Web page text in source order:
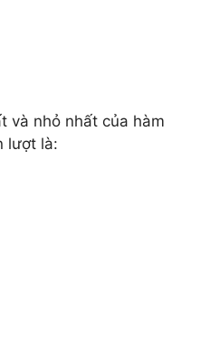
và nhỏ nhất của hàm
lượt là: